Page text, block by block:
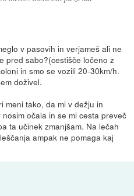
v pasovih in verjameš ali ne
pred sabo?(cestišče ločeno z
in smo se vozili 20-30km/h.
doživel.
meni tako, da mi v dežju in
očala in se mi cesta preveč
ta učinek zmanjšam. Na lečah
ampak ne pomaga kaj